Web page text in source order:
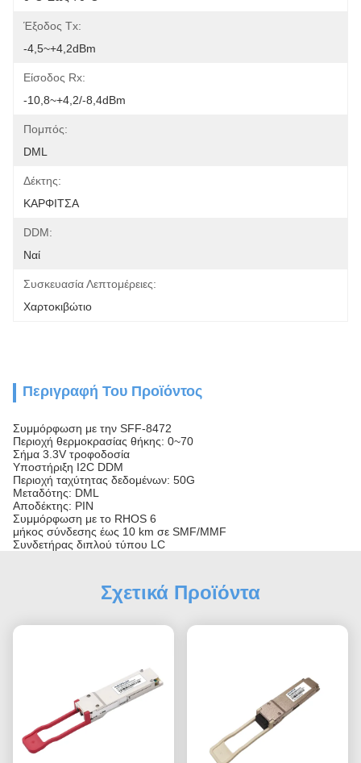
Έξοδος Tx:
-4,5~+4,2dBm
Είσοδος Rx:
-10,8~+4,2/-8,4dBm
Πομπός:
DML
Δέκτης:
ΚΑΡΦΙΤΣΑ
DDM:
Ναί
Συσκευασία Λεπτομέρειες:
Χαρτοκιβώτιο
Περιγραφή Του Προϊόντος
Συμμόρφωση με την SFF-8472
Περιοχή θερμοκρασίας θήκης: 0~70
Σήμα 3.3V τροφοδοσία
Υποστήριξη I2C DDM
Περιοχή ταχύτητας δεδομένων: 50G
Μεταδότης: DML
Αποδέκτης: PIN
Συμμόρφωση με το RHOS 6
μήκος σύνδεσης έως 10 km σε SMF/MMF
Συνδετήρας διπλού τύπου LC
Σχετικά Προϊόντα